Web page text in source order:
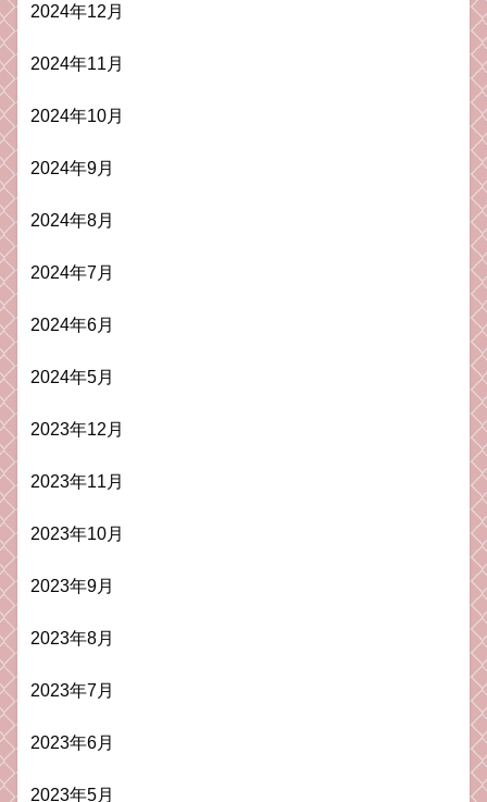
2024年12月
2024年11月
2024年10月
2024年9月
2024年8月
2024年7月
2024年6月
2024年5月
2023年12月
2023年11月
2023年10月
2023年9月
2023年8月
2023年7月
2023年6月
2023年5月